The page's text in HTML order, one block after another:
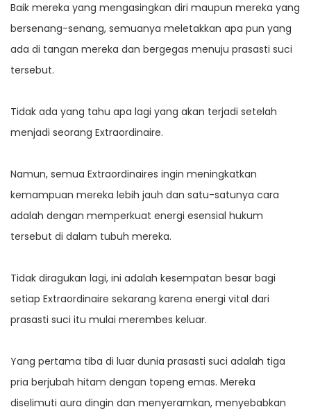
Baik mereka yang mengasingkan diri maupun mereka yang
bersenang-senang, semuanya meletakkan apa pun yang
ada di tangan mereka dan bergegas menuju prasasti suci
tersebut.
Tidak ada yang tahu apa lagi yang akan terjadi setelah
menjadi seorang Extraordinaire.
Namun, semua Extraordinaires ingin meningkatkan
kemampuan mereka lebih jauh dan satu-satunya cara
adalah dengan memperkuat energi esensial hukum
tersebut di dalam tubuh mereka.
Tidak diragukan lagi, ini adalah kesempatan besar bagi
setiap Extraordinaire sekarang karena energi vital dari
prasasti suci itu mulai merembes keluar.
Yang pertama tiba di luar dunia prasasti suci adalah tiga
pria berjubah hitam dengan topeng emas. Mereka
diselimuti aura dingin dan menyeramkan, menyebabkan